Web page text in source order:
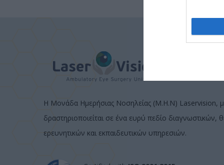
Η Μονάδα Ημερήσιας Νοσηλείας (Μ.Η.Ν) Laservision,
δραστηριοποιείται σε ένα ευρύ πεδίο διαγνωστικών,
ερευνητικών και εκπαιδευτικών υπηρεσιών.